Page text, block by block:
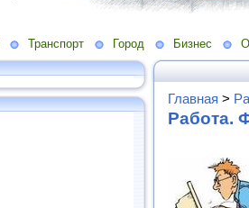
Транспорт Город Бизнес
Главная >
Работа.